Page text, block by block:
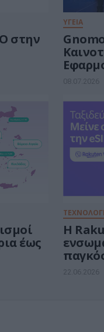
στην
ΥΓΕΙΑ
08.07.2026
έως
Η
22.06.2026